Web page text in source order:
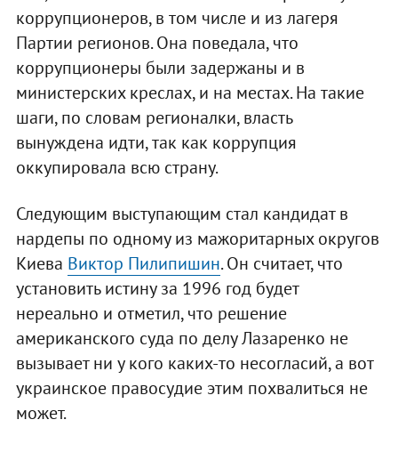
коррупционеров, в том числе и из лагеря
Партии регионов. Она поведала, что
коррупционеры были задержаны и в
министерских креслах, и на местах. На такие
шаги, по словам регионалки, власть
вынуждена идти, так как коррупция
оккупировала всю страну.
Следующим выступающим стал кандидат в
нардепы по одному из мажоритарных округов
Киева Виктор Пилипишин. Он считает, что
установить истину за 1996 год будет
нереально и отметил, что решение
американского суда по делу Лазаренко не
вызывает ни у кого каких-то несогласий, а вот
украинское правосудие этим похвалиться не
может.